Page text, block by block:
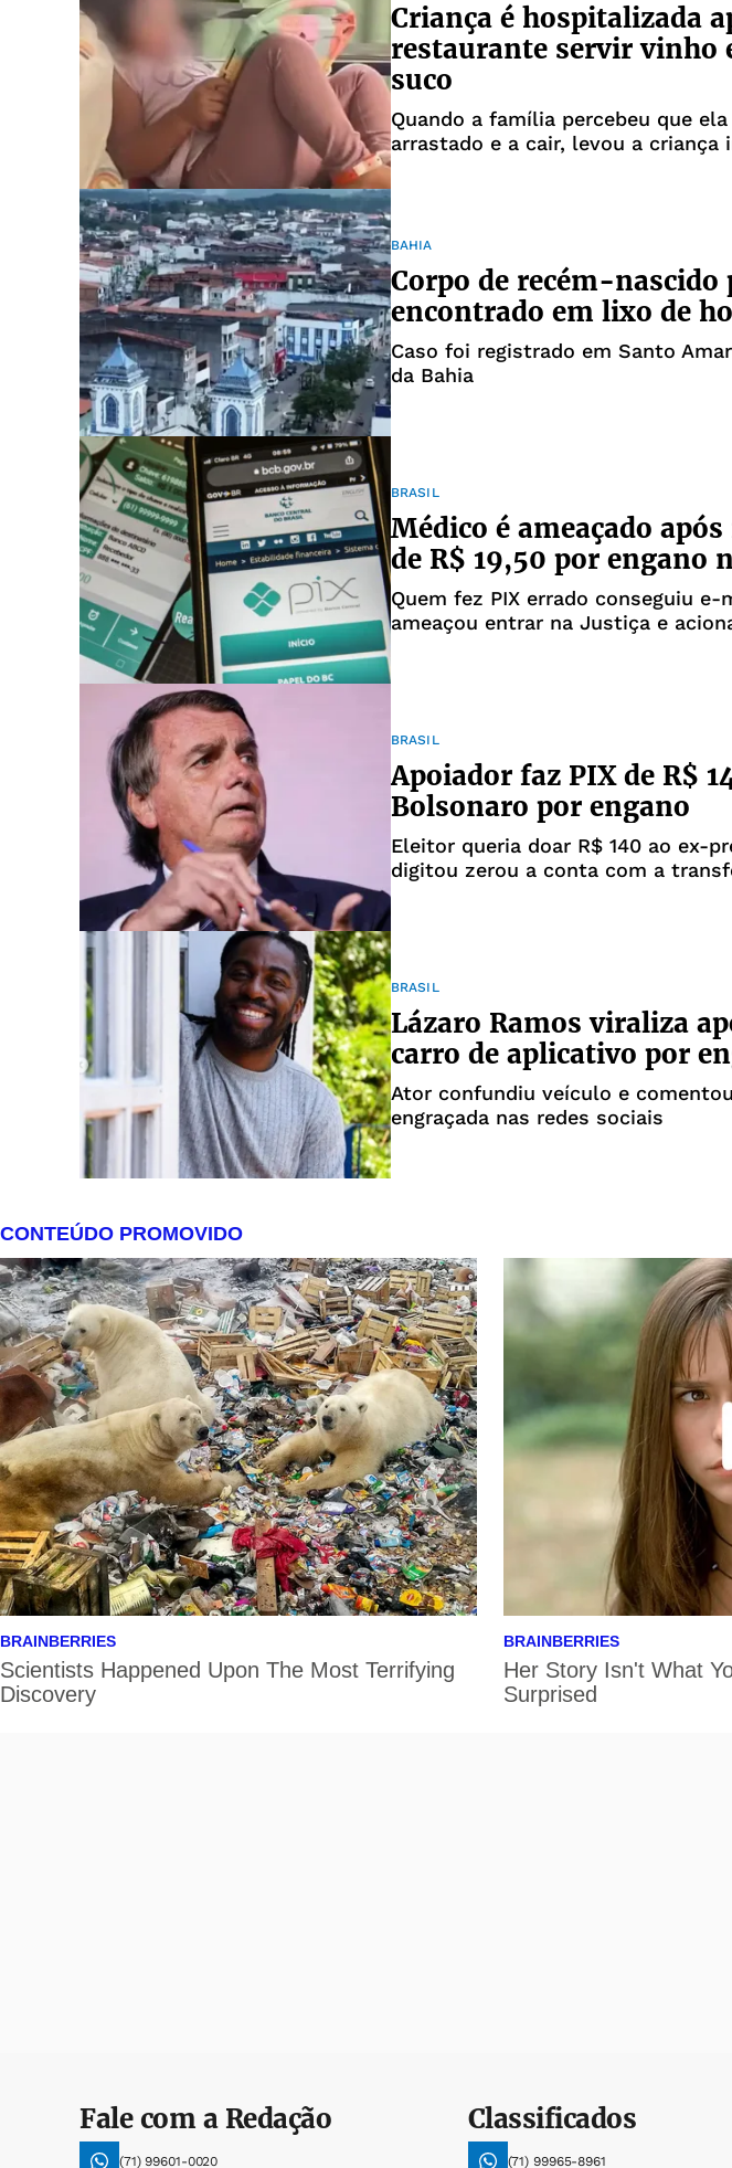
Criança é hospitalizada
restaurante servir vinho
suco
Quando a família percebeu que
arrastado e a cair, levou a criança
BAHIA
Corpo de recém-nascido
encontrado em lixo de
Caso foi registrado em Santo
da Bahia
BRASIL
Médico é ameaçado
de R$ 19,50 por engano
Quem fez PIX errado conseguiu e-
ameaçou entrar na Justiça e
BRASIL
Apoiador faz PIX de R$
Bolsonaro por engano
Eleitor queria doar R$ 140 ao ex-
digitou zerou a conta com a
BRASIL
Lázaro Ramos viraliza
carro de aplicativo por
Ator confundiu veículo e
engraçada nas redes sociais
Fale com a Redação
(71) 99601-0020
Classificados
(71) 99965-8961